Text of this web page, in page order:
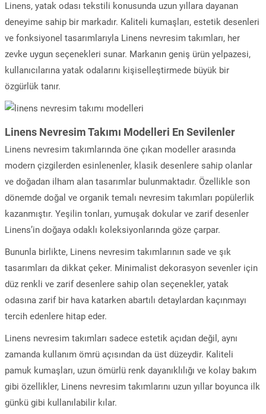
Linens, yatak odası tekstili konusunda uzun yıllara dayanan
deneyime sahip bir markadır. Kaliteli kumaşları, estetik desenleri
ve fonksiyonel tasarımlarıyla Linens nevresim takımları, her
zevke uygun seçenekleri sunar. Markanın geniş ürün yelpazesi,
kullanıcılarına yatak odalarını kişiselleştirmede büyük bir
özgürlük tanır.
Linens Nevresim Takımı Modelleri En Sevilenler
Linens nevresim takımlarında öne çıkan modeller arasında
modern çizgilerden esinlenenler, klasik desenlere sahip olanlar
ve doğadan ilham alan tasarımlar bulunmaktadır. Özellikle son
dönemde doğal ve organik temalı nevresim takımları popülerlik
kazanmıştır. Yeşilin tonları, yumuşak dokular ve zarif desenler
Linens’in doğaya odaklı koleksiyonlarında göze çarpar.
Bununla birlikte, Linens nevresim takımlarının sade ve şık
tasarımları da dikkat çeker. Minimalist dekorasyon sevenler için
düz renkli ve zarif desenlere sahip olan seçenekler, yatak
odasına zarif bir hava katarken abartılı detaylardan kaçınmayı
tercih edenlere hitap eder.
Linens nevresim takımları sadece estetik açıdan değil, aynı
zamanda kullanım ömrü açısından da üst düzeydir. Kaliteli
pamuk kumaşları, uzun ömürlü renk dayanıklılığı ve kolay bakım
gibi özellikler, Linens nevresim takımlarını uzun yıllar boyunca ilk
günkü gibi kullanılabilir kılar.